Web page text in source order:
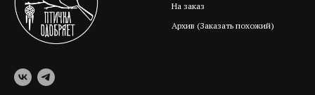
На заказ
Архив (Заказать похожий)